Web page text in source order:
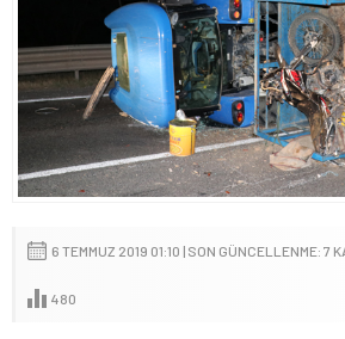
6 TEMMUZ 2019 01:10 | SON GÜNCELLENME: 7
480